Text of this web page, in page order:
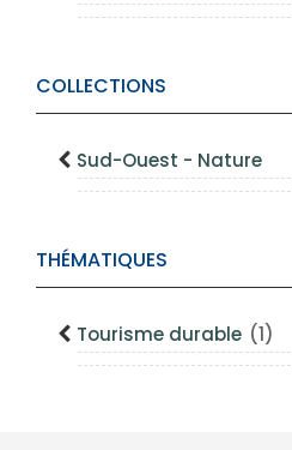
COLLECTIONS
Sud-Ouest - Nature
THÉMATIQUES
Tourisme durable (1)